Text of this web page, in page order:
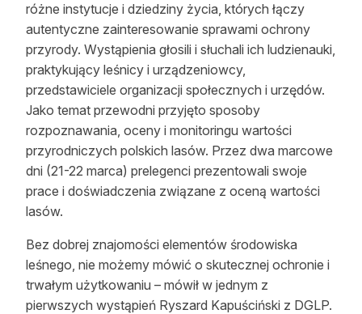
Lasy prywatne
O nas
100 lat „Lasu Polskiego”
Prenumerata
Reklama
Zostań autorem
Archiwum
Kontakt
różne instytucje i dziedziny życia, których łączy
autentyczne zainteresowanie sprawami ochrony
przyrody. Wystąpienia głosili i słuchali ich ludzienauki,
praktykujący leśnicy i urządzeniowcy,
przedstawiciele organizacji społecznych i urzędów.
Jako temat przewodni przyjęto sposoby
rozpoznawania, oceny i monitoringu wartości
przyrodniczych polskich lasów. Przez dwa marcowe
dni (21-22 marca) prelegenci prezentowali swoje
prace i doświadczenia związane z oceną wartości
lasów.
Bez dobrej znajomości elementów środowiska
leśnego, nie możemy mówić o skutecznej ochronie i
trwałym użytkowaniu – mówił w jednym z
pierwszych wystąpień Ryszard Kapuściński z DGLP.